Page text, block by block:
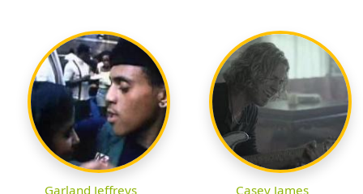
Garland Jeffreys Casey James